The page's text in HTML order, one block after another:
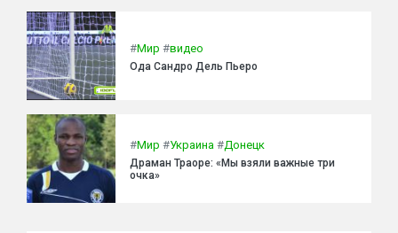
#Мир #видео
Ода Сандро Дель Пьеро
#Мир #Украина #Донецк
Драман Траоре: «Мы взяли важные три
очка»